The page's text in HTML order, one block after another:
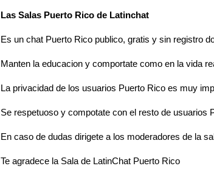
Las Salas Puerto Rico de Latinchat
Es un chat Puerto Rico publico, gratis y sin registro
Manten la educacion y comportate como en la vida
La privacidad de los usuarios Puerto Rico es muy
Se respetuoso y compotate con el resto de usuarios
En caso de dudas dirigete a los moderadores de la
Te agradece la Sala de LatinChat Puerto Rico